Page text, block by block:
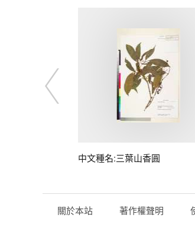
中文種名:三葉山香圓
關於本站 著作權聲明